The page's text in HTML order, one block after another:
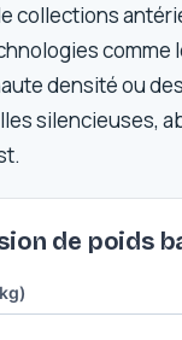
collections
comme
densité ou
silencieuses,
de poids